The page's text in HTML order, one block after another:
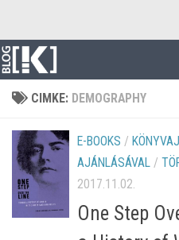
CIMKE: DEMOGRAPHY
E-BOOKS /
AJÁNLÁSÁVAL /
2017.11.02.
One Step